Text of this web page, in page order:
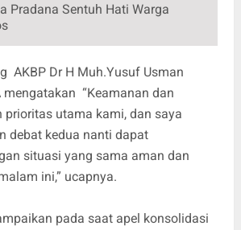
Pradana Sentuh Hati Warga
AKBP Dr H Muh.Yusuf Usman
mengatakan “Keamanan dan
prioritas utama kami, dan saya
debat kedua nanti dapat
situasi yang sama aman dan
ini,” ucapnya.
pada saat apel konsolidasi